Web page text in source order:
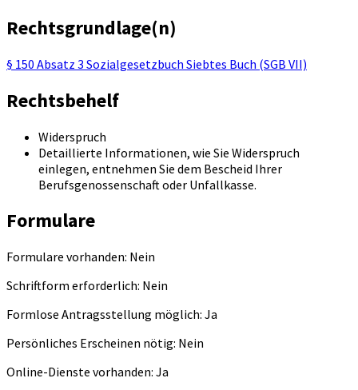
Rechtsgrundlage(n)
§ 150 Absatz 3 Sozialgesetzbuch Siebtes Buch (SGB VII)
Rechtsbehelf
Widerspruch
Detaillierte Informationen, wie Sie Widerspruch
einlegen, entnehmen Sie dem Bescheid Ihrer
Berufsgenossenschaft oder Unfallkasse.
Formulare
Formulare vorhanden: Nein
Schriftform erforderlich: Nein
Formlose Antragsstellung möglich: Ja
Persönliches Erscheinen nötig: Nein
Online-Dienste vorhanden: Ja